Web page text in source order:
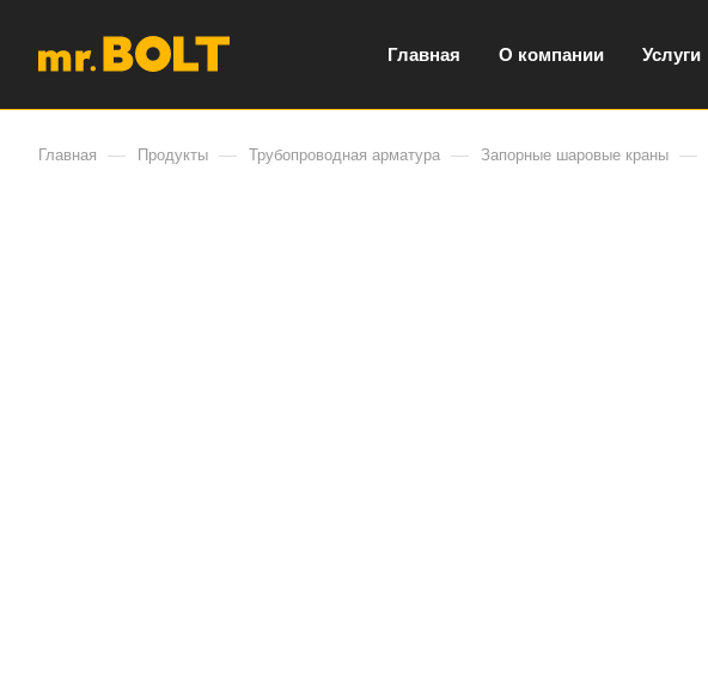
Главная О компании Услуги
Главная — Продукты — Трубопроводная арматура — Запорные шаровые краны —